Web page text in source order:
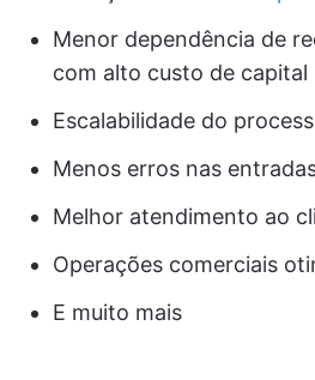
Menor dependência de
com alto custo de capital
Escalabilidade do
Menos erros nas
Melhor atendimento ao
Operações comerciais
E muito mais